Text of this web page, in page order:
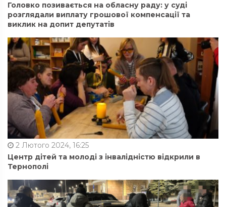
Головко позивається на обласну раду: у суді
розглядали виплату грошової компенсації та
виклик на допит депутатів
2 Лютого 2024, 16:25
Центр дітей та молоді з інвалідністю відкрили в
Тернополі